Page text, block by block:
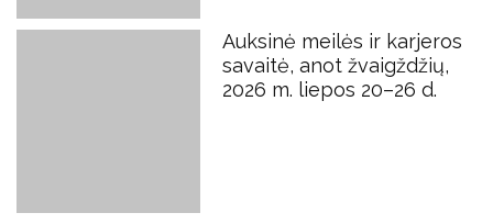
Auksinė meilės ir karjeros
savaitė, anot žvaigždžių,
2026 m. liepos 20–26 d.